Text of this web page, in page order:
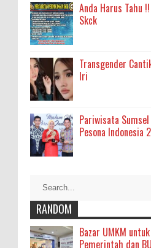
Anda Harus Tahu
Skck
Transgender
Iri
Pariwisata
Pesona Indonesia
RANDOM
Bazar UMKM
Pemerintah dan